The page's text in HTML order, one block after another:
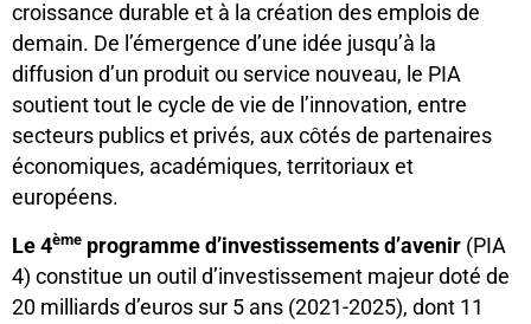
croissance durable et à la création des emplois de
demain. De l’émergence d’une idée jusqu’à la
diffusion d’un produit ou service nouveau, le PIA
soutient tout le cycle de vie de l’innovation, entre
secteurs publics et privés, aux côtés de partenaires
économiques, académiques, territoriaux et
européens.
Le 4ème programme d’investissements d’avenir (PIA
4) constitue un outil d’investissement majeur doté de
20 milliards d’euros sur 5 ans (2021-2025), dont 11